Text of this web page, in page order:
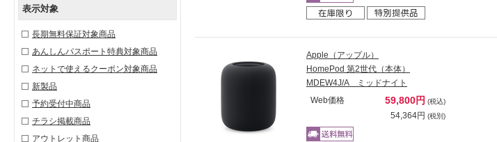
表示対象
長期無料保証対象商品
あんしんパスポート特典対象商品
ネットで使えるクーポン対象商品
新製品
予約受付中商品
チラシ掲載商品
アウトレット商品
Apple（アップル）
HomePod 第2世代（本体）
MDEW4J/A ミッドナイト
Web価格
59,800円 (税込)
54,364円 (税別)